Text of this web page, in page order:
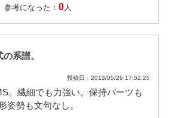
参考になった：0 人
の系譜。
投稿日：2013/05/26 17:52:25
。繊細でも力強い。保持パーツも
姿勢も文句なし。